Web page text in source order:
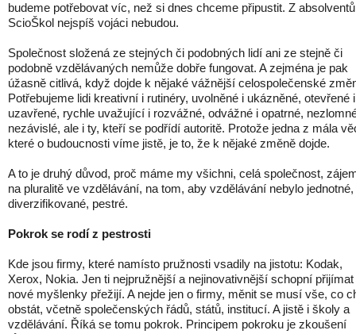
budeme potřebovat víc, než si dnes chceme připustit. Z absolventů
ScioŠkol nejspíš vojáci nebudou.
Společnost složená ze stejných či podobných lidí ani ze stejně či
podobně vzdělávaných nemůže dobře fungovat. A zejména je pak
úžasně citlivá, když dojde k nějaké vážnější celospolečenské
Potřebujeme lidi kreativní i rutinéry, uvolněné i ukázněné, otevřené i
uzavřené, rychle uvažující i rozvážné, odvážné i opatrné,
nezávislé, ale i ty, kteří se podřídí autoritě. Protože jedna z mála
které o budoucnosti víme jistě, je to, že k nějaké změně dojde.
A to je druhý důvod, proč máme my všichni, celá společnost,
na pluralitě ve vzdělávání, na tom, aby vzdělávání nebylo jednotné,
diverzifikované, pestré.
Pokrok se rodí z pestrosti
Kde jsou firmy, které namísto pružnosti vsadily na jistotu: Kodak,
Xerox, Nokia. Jen ti nejpružnější a nejinovativnější schopní přijímat
nové myšlenky přežijí. A nejde jen o firmy, měnit se musí vše, co
obstát, včetně společenských řádů, států, institucí. A jistě i školy a
vzdělávání. Říká se tomu pokrok. Principem pokroku je zkoušení